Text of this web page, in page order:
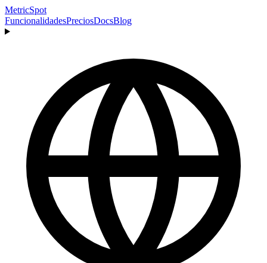
MetricSpot
FuncionalidadesPreciosDocsBlog